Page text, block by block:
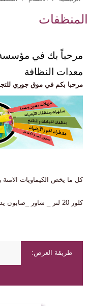
المنظفات
مرحباً بك في مؤسسة
معدات النظافة
مرحبا بكم في موق جوري
كل ما يخص الكيماويات الامنة
كلور 20 لتر _ شاور _صابون يد_ممنظف أرضيات _ملمع زجاج _ هاند جيل _
طريقة العرض: